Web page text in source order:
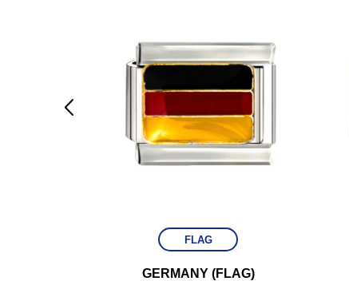
FLAG
GERMANY (FLAG)
